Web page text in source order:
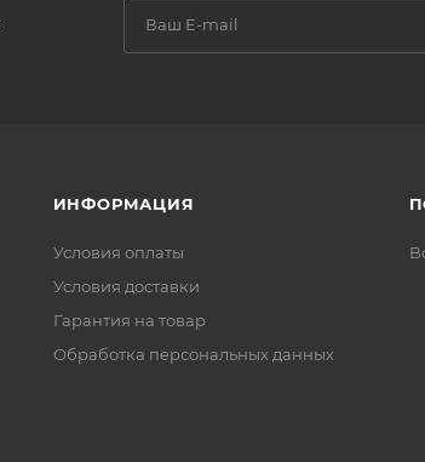
ИНФОРМАЦИЯ
Условия оплаты
Условия доставки
Гарантия на товар
Обработка персональных данных